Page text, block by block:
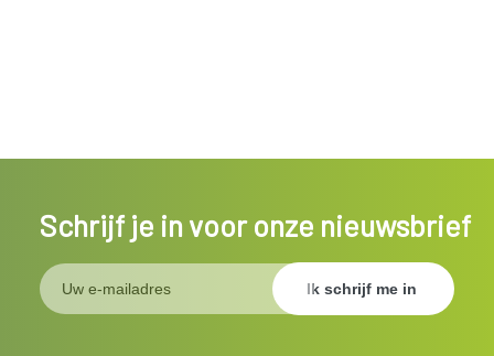
Schrijf je in voor onze nieuwsbrief